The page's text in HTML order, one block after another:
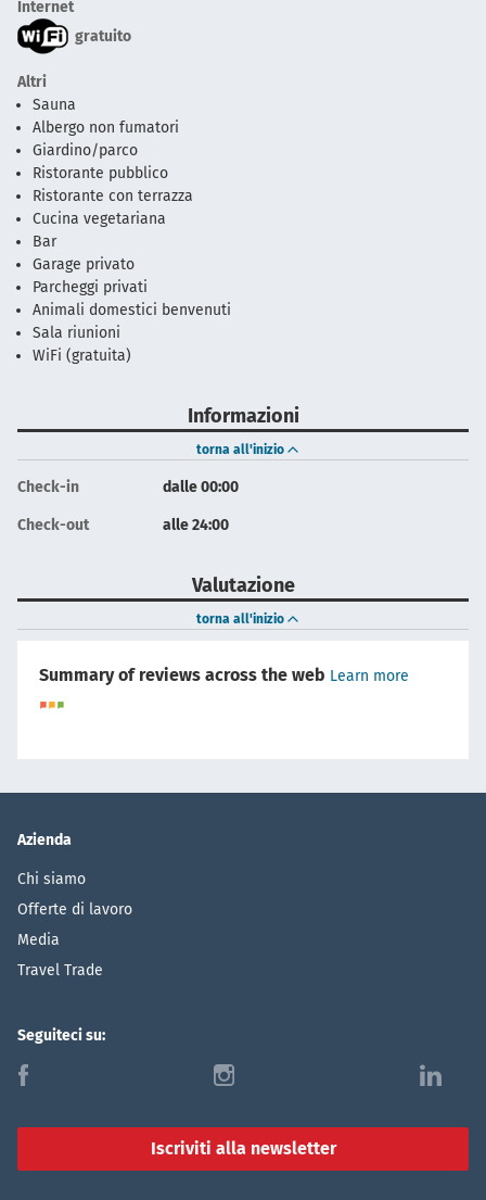
Internet
gratuito
Altri
Sauna
Albergo non fumatori
Giardino/parco
Ristorante pubblico
Ristorante con terrazza
Cucina vegetariana
Bar
Garage privato
Parcheggi privati
Animali domestici benvenuti
Sala riunioni
WiFi (gratuita)
Informazioni
torna all'inizio
Check-in dalle 00:00
Check-out alle 24:00
Valutazione
torna all'inizio
Summary of reviews across the web Learn more
Azienda
Chi siamo
Offerte di lavoro
Media
Travel Trade
Seguiteci su:
f i l
Iscriviti alla newsletter